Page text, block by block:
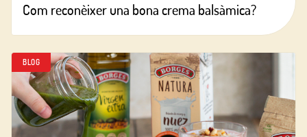
Com reconèixer una bona crema balsàmica?
BLOG